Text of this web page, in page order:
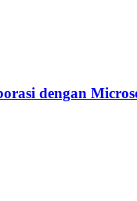
dengan